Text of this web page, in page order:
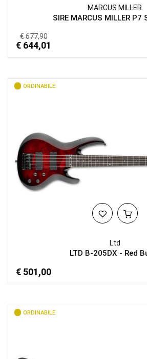
MARCUS MILLER
SIRE MARCUS MILLER P7
€ 677,90
€ 644,01
ORDINABILE
Ltd
LTD B-205DX - Red
€ 501,00
ORDINABILE